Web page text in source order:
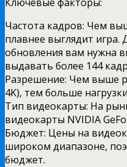
Частота кадров: Чем
плавнее выглядит игра.
обновления вам нужна
выдавать более 144
Разрешение: Чем выше
4K), тем больше
Тип видеокарты: На
видеокарты NVIDIA
Бюджет: Цены на
широком диапазоне,
бюджет.